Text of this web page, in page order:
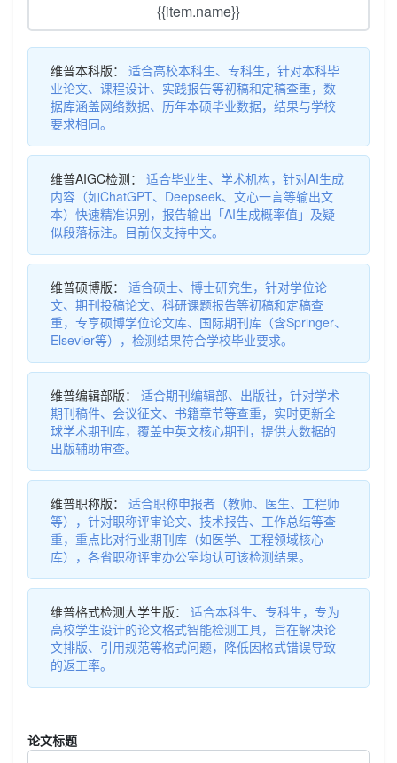
{{item.name}}
维普本科版：
适合高校本科生、专科生，针对本科毕
业论文、课程设计、实践报告等初稿和定稿查重，数
据库涵盖网络数据、历年本硕毕业数据，结果与学校
要求相同。
维普AIGC检测：
适合毕业生、学术机构，针对AI生成
内容（如ChatGPT、Deepseek、文心一言等输出文
本）快速精准识别，报告输出「AI生成概率值」及疑
似段落标注。目前仅支持中文。
维普硕博版：
适合硕士、博士研究生，针对学位论
文、期刊投稿论文、科研课题报告等初稿和定稿查
重，专享硕博学位论文库、国际期刊库（含Springer、
Elsevier等），检测结果符合学校毕业要求。
维普编辑部版：
适合期刊编辑部、出版社，针对学术
期刊稿件、会议征文、书籍章节等查重，实时更新全
球学术期刊库，覆盖中英文核心期刊，提供大数据的
出版辅助审查。
维普职称版：
适合职称申报者（教师、医生、工程师
等），针对职称评审论文、技术报告、工作总结等查
重，重点比对行业期刊库（如医学、工程领域核心
库），各省职称评审办公室均认可该检测结果。
维普格式检测大学生版：
适合本科生、专科生，专为
高校学生设计的论文格式智能检测工具，旨在解决论
文排版、引用规范等格式问题，降低因格式错误导致
的返工率。
论文标题